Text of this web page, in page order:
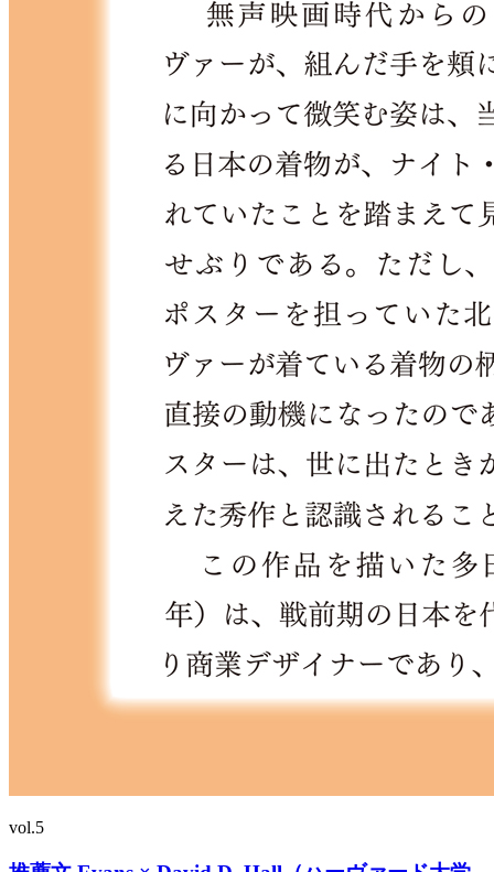
vol.5